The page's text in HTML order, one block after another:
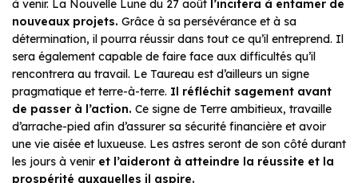
à venir. La Nouvelle Lune du 27 août l’incitera à entamer de
nouveaux projets. Grâce à sa persévérance et à sa
détermination, il pourra réussir dans tout ce qu’il entreprend. Il
sera également capable de faire face aux difficultés qu’il
rencontrera au travail. Le Taureau est d’ailleurs un signe
pragmatique et terre-à-terre. Il réfléchit sagement avant
de passer à l’action. Ce signe de Terre ambitieux, travaille
d’arrache-pied afin d’assurer sa sécurité financière et avoir
une vie aisée et luxueuse. Les astres seront de son côté durant
les jours à venir et l’aideront à atteindre la réussite et la
prospérité auxquelles il aspire.